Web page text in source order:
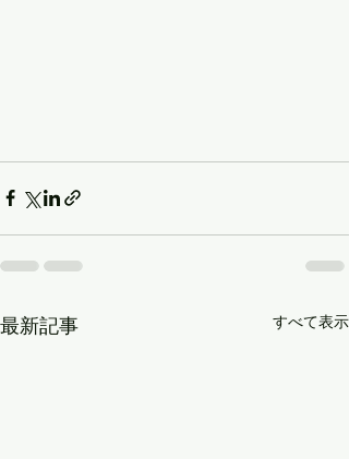
最新記事 すべて表示